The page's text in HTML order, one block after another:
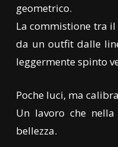
geometrico.
La commistione tra
da un outfit dalle
leggermente spinto
Poche luci, ma
Un lavoro che
bellezza.